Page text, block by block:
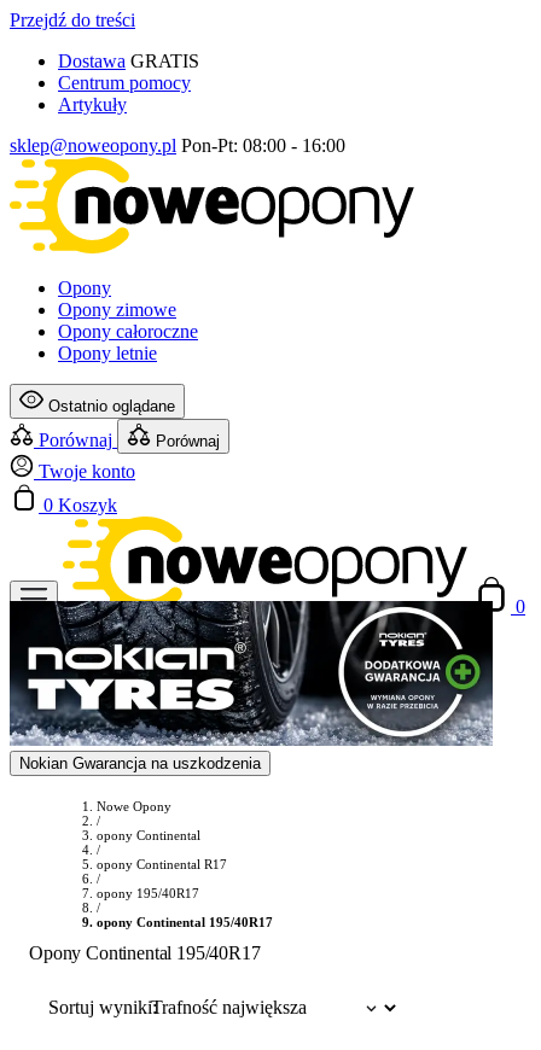
Przejdź do treści
Dostawa GRATIS
Centrum pomocy
Artykuły
sklep@noweopony.pl Pon-Pt: 08:00 - 16:00
Opony
Opony zimowe
Opony całoroczne
Opony letnie
Ostatnio oglądane
Porównaj Porównaj
Twoje konto
0 Koszyk
0
Nokian Gwarancja na uszkodzenia
Nowe Opony
/
opony Continental
/
opony Continental R17
/
opony 195/40R17
/
opony Continental 195/40R17
Opony Continental 195/40R17
Sortuj wyniki: